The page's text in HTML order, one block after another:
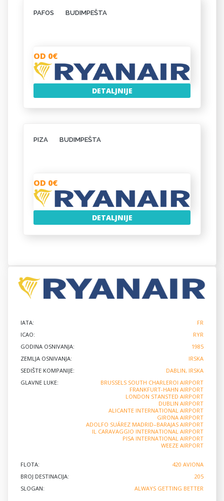
PAFOS BUDIMPEŠTA
OD 0€
DETALJNIJE
PIZA BUDIMPEŠTA
OD 0€
DETALJNIJE
IATA:
FR
ICAO:
RYR
GODINA OSNIVANJA:
1985
ZEMLJA OSNIVANJA:
IRSKA
SEDIŠTE KOMPANIJE:
DABLIN, IRSKA
GLAVNE LUKE:
BRUSSELS SOUTH CHARLEROI AIRPORT
FRANKFURT-HAHN AIRPORT
LONDON STANSTED AIRPORT
DUBLIN AIRPORT
ALICANTE INTERNATIONAL AIRPORT
GIRONA AIRPORT
ADOLFO SUÁREZ MADRID–BARAJAS AIRPORT
IL CARAVAGGIO INTERNATIONAL AIRPORT
PISA INTERNATIONAL AIRPORT
WEEZE AIRPORT
FLOTA:
420 AVIONA
BROJ DESTINACIJA:
205
SLOGAN:
ALWAYS GETTING BETTER